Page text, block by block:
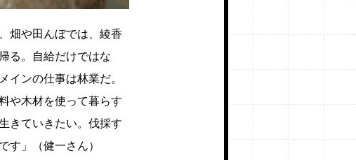
畑や田んぼでは、綾香
る。自給だけではな
インの仕事は林業だ。
や木材を使って暮らす
きていきたい。伐採す
す」（健一さん）